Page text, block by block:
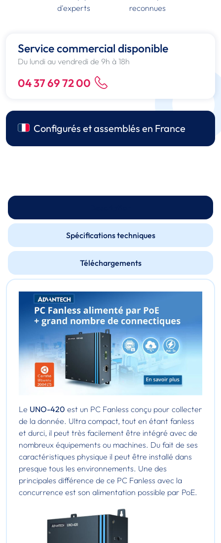
d'experts
reconnues
Service commercial disponible
Du lundi au vendredi de 9h à 18h
04 37 69 72 00
Configurés et assemblés en France
Spécifications techniques
Téléchargements
Le UNO-420 est un PC Fanless conçu pour collecter
de la donnée. Ultra compact, tout en étant fanless
et durci, il peut très facilement être intégré avec de
nombreux équipements ou machines. Du fait de ses
caractéristiques physique il peut être installé dans
presque tous les environnements. Une des
principales différence de ce PC Fanless avec la
concurrence est son alimentation possible par PoE.